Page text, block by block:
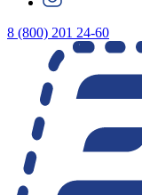
8 (800) 201 24-60